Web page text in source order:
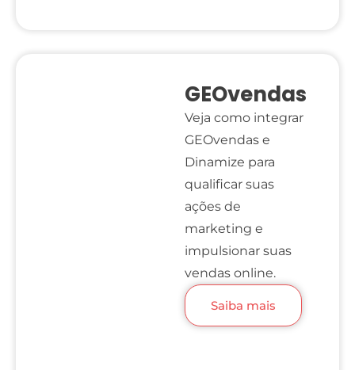
GEOvendas
Veja como integrar
GEOvendas e
Dinamize para
qualificar suas
ações de
marketing e
impulsionar suas
vendas online.
Saiba mais